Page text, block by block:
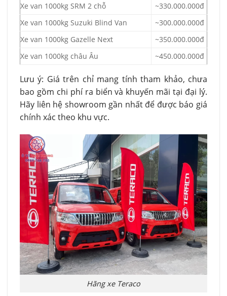
Xe van 1000kg SRM 2 chỗ
~330.000.000đ
Xe van 1000kg Suzuki Blind Van
~300.000.000đ
Xe van 1000kg Gazelle Next
~350.000.000đ
Xe van 1000kg châu Âu
~450.000.000đ
Lưu ý: Giá trên chỉ mang tính tham khảo, chưa
bao gồm chi phí ra biển và khuyến mãi tại đại lý.
Hãy liên hệ showroom gần nhất để được báo giá
chính xác theo khu vực.
Hãng xe Teraco